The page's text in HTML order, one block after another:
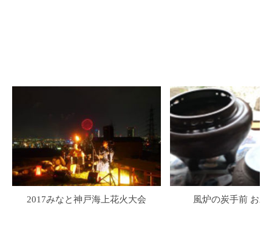
2017みなと神戸海上花火大会 風炉の炭手前 お水